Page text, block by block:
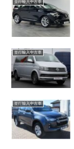
並行輸入中古車
並行輸入中古車
並行輸入中古車